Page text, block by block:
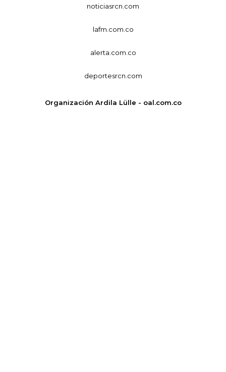
noticiasrcn.com
lafm.com.co
alerta.com.co
deportesrcn.com
Organización Ardila Lülle - oal.com.co